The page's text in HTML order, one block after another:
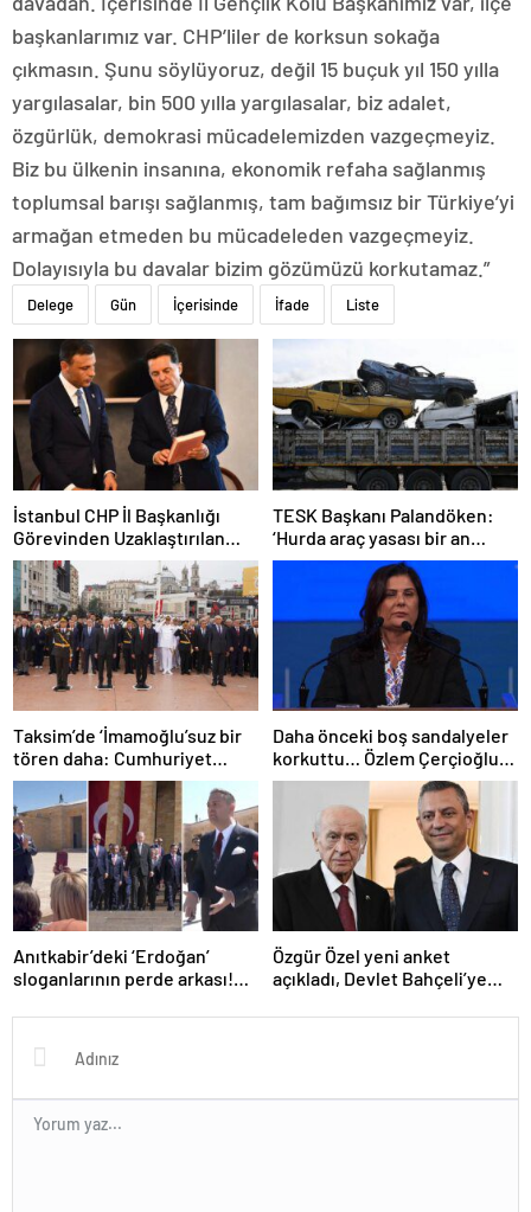
başkanlarımız var. CHP’liler de korksun sokağa
çıkmasın. Şunu söylüyoruz, değil 15 buçuk yıl 150 yılla
yargılasalar, bin 500 yılla yargılasalar, biz adalet,
özgürlük, demokrasi mücadelemizden vazgeçmeyiz.
Biz bu ülkenin insanına, ekonomik refaha sağlanmış
toplumsal barışı sağlanmış, tam bağımsız bir Türkiye’yi
armağan etmeden bu mücadeleden vazgeçmeyiz.
Dolayısıyla bu davalar bizim gözümüzü korkutamaz.”
Delege Gün İçerisinde İfade Liste
İstanbul CHP İl Başkanlığı
Görevinden Uzaklaştırılan
Özgür Çelik’e Destek ve
Gelişmeler
TESK Başkanı Palandöken:
‘Hurda araç yasası bir an
evvel gündeme gelmeli’
Taksim’de ‘İmamoğlu’suz bir
tören daha: Cumhuriyet
Anıtı’na çelenk bırakıldı
Daha önceki boş sandalyeler
korkuttu… Özlem Çerçioğlu
‘belediye çalışanlarını
konsere zorladı’ iddiası!
Anıtkabir’deki ‘Erdoğan’
sloganlarının perde arkası!
paylaştı: ‘Teşkilattan
geliyoruz’ dediler!
Özgür Özel yeni anket
açıkladı, Devlet Bahçeli’ye
yolunda herkesle yürürüz’